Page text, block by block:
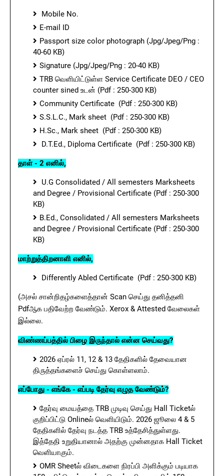
Mobile No.
E-mail ID
Passport size color photograph (Jpg/Jpeg/Png :
40-60 KB)
Signature (Jpg/Jpeg/Png : 20-40 KB)
TRB வெளியிட்டுள்ள Service Certificate DEO / CEO
counter sined உடன் (Pdf : 250-300 KB)
Community Certificate (Pdf : 250-300 KB)
S.S.L.C., Mark sheet (Pdf : 250-300 KB)
H.Sc., Mark sheet (Pdf : 250-300 KB)
D.T.Ed., Diploma Certificate (Pdf : 250-300 KB)
தாள் - 2 எனில்,
U.G Consolidated / All semesters Marksheets
and Degree / Provisional Certificate (Pdf : 250-300
KB)
B.Ed., Consolidated / All semesters Marksheets
and Degree / Provisional Certificate (Pdf : 250-300
KB)
மாற்றுத்திறனாளி எனில்,
Differently Abled Certificate (Pdf : 250-300 KB)
(அசல் சான்றிதழ்களைத்தான் Scan செய்து தனித்தனி
Pdfஆக பதிவேற்ற வேண்டும். Xerox & Attested வேலைகள்
இல்லை.
விண்ணப்பத்தில் பிழை இருந்தால் என்ன செய்வது?
2026 ஏப்ரல் 11, 12 & 13 தேதிகளில் தேவையான
திருத்தங்களைச் செய்து கொள்ளலாம்.
எப்போது - எங்கே - எப்படி தேர்வு எழுத வேண்டும்?
தேர்வு மையத்தை TRB முடிவு செய்து Hall Ticketல்
குறிப்பிட்டு Onlineல் வெளியிடும். 2026 ஜூலை 4 & 5
தேதிகளில் தேர்வு நடத்த TRB உத்தேசித்துள்ளது.
இத்தேதி உறுதியானால் அதற்கு முன்னதாக Hall Ticket
வெளியாகும்.
OMR Sheetல் விடைகளை நிரப்பி அளிக்கும் படியாக